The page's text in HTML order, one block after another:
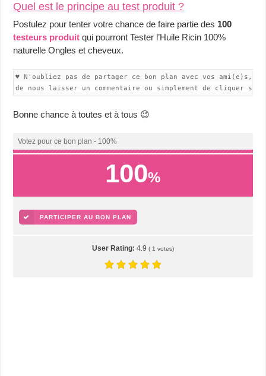
Quel est le principe au test produit ?
Postulez pour tenter votre chance de faire partie des 100
testeurs produit qui pourront Tester l’Huile Ricin 100%
naturelle Ongles et cheveux.
♥ N'oubliez pas de partager ce bon plan avec vos ami(e)s,
de nous laisser un commentaire ou simplement de cliquer
Bonne chance à toutes et à tous 😉
Votez pour ce bon plan - 100%
100%
PARTICIPER AU BON PLAN
User Rating: 4.9 ( 1 votes)